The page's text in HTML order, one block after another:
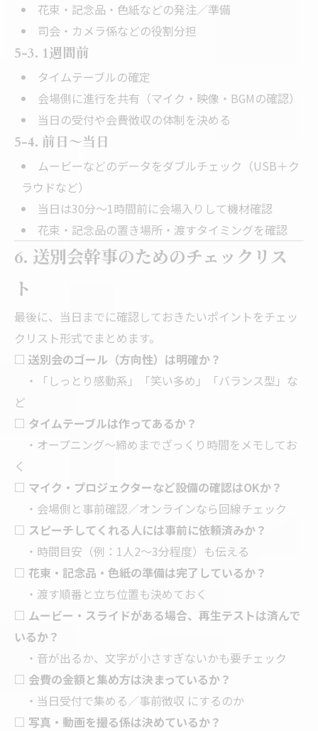
花束・記念品・色紙などの発注／準備
司会・カメラ係などの役割分担
5-3. 1週間前
タイムテーブルの確定
会場側に進行を共有（マイク・映像・BGMの確認）
当日の受付や会費徴収の体制を決める
5-4. 前日〜当日
ムービーなどのデータをダブルチェック（USB＋ク
ラウドなど）
当日は30分〜1時間前に会場入りして機材確認
花束・記念品の置き場所・渡すタイミングを確認
6. 送別会幹事のためのチェックリス
ト
最後に、当日までに確認しておきたいポイントをチェッ
クリスト形式でまとめます。
□ 送別会のゴール（方向性）は明確か？
・「しっとり感動系」「笑い多め」「バランス型」な
ど
□ タイムテーブルは作ってあるか？
・オープニング〜締めまでざっくり時間をメモしてお
く
□ マイク・プロジェクターなど設備の確認はOKか？
・会場側と事前確認／オンラインなら回線チェック
□ スピーチしてくれる人には事前に依頼済みか？
・時間目安（例：1人2〜3分程度）も伝える
□ 花束・記念品・色紙の準備は完了しているか？
・渡す順番と立ち位置も決めておく
□ ムービー・スライドがある場合、再生テストは済んで
いるか？
・音が出るか、文字が小さすぎないかも要チェック
□ 会費の金額と集め方は決まっているか？
・当日受付で集める／事前徴収 にするのか
□ 写真・動画を撮る係は決めているか？